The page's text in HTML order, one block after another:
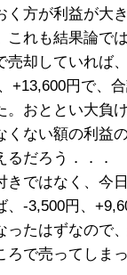
く方が利益が大
これも結果論では
売却していれば
+13,600円で、
。おととい大負
くない額の利益
るだろう．．．
きではなく、今
-3,500円、
ったはずなので
ろで売ってしまっ